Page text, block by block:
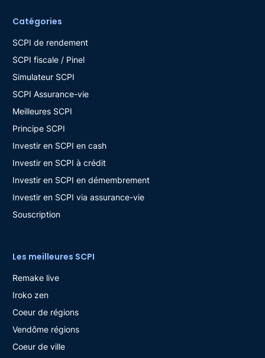
Catégories
SCPI de rendement
SCPI fiscale / Pinel
Simulateur SCPI
SCPI Assurance-vie
Meilleures SCPI
Principe SCPI
Investir en SCPI en cash
Investir en SCPI à crédit
Investir en SCPI en démembrement
Investir en SCPI via assurance-vie
Souscription
Les meilleures SCPI
Remake live
Iroko zen
Coeur de régions
Vendôme régions
Coeur de ville